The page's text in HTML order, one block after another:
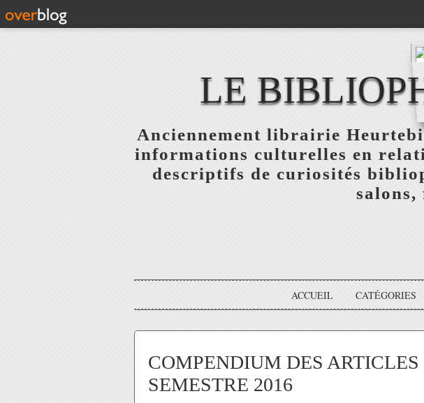
LE
Anciennement librairie
informations culturelles en
descriptifs de curiosités
ACCUEIL CATÉGORIES
COMPENDIUM DES ARTICLES
SEMESTRE 2016